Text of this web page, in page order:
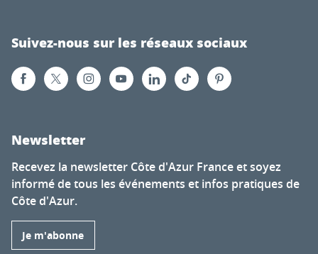
Suivez-nous sur les réseaux sociaux
Newsletter
Recevez la newsletter Côte d'Azur France et soyez
informé de tous les événements et infos pratiques de
Côte d'Azur.
Je m'abonne